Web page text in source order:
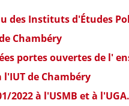
des Instituts d'Études
Chambéry
portes ouvertes de l'
de Chambéry
2022 à l'USMB et à l'UGA.